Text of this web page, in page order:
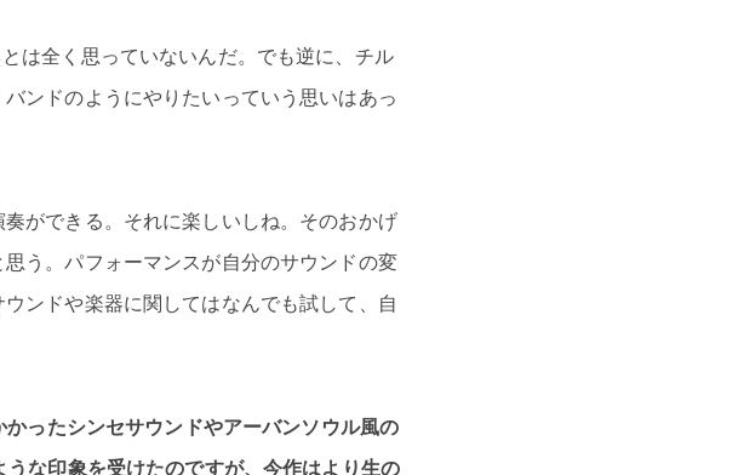
は全く思っていないんだ。でも逆に、チル
ンドのようにやりたいっていう思いはあっ
ができる。それに楽しいしね。そのおかげ
う。パフォーマンスが自分のサウンドの変
ンドや楽器に関してはなんでも試して、自
ったシンセサウンドやアーバンソウル風の
な印象を受けたのですが、今作はより生の